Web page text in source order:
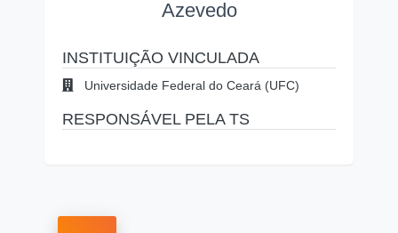
Azevedo
INSTITUIÇÃO VINCULADA
Universidade Federal do Ceará (UFC)
RESPONSÁVEL PELA TS